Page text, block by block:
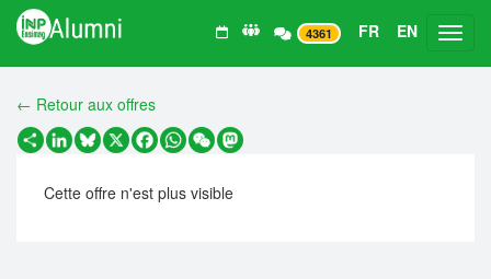
4361 FR EN
← Retour aux offres
PartagerLinkedIn
Bluesky
X Facebook
WhatsApp
WeChatMastodon
Cette offre n'est plus visible